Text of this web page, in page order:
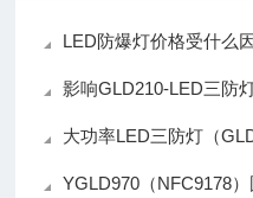
LED防爆灯价格受什么
影响GLD210-LED三防
大功率LED三防灯（GLD280
YGLD970（NFC9178）固态免维护顶灯